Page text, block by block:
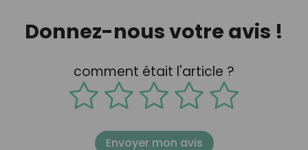
Donnez-nous votre avis !
comment était l'article ?
Envoyer mon avis